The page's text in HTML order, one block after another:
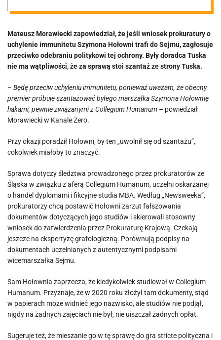
Tusk
„szantażuje
hakami”
Mateusz Morawiecki zapowiedział, że jeśli wniosek prokuratury o
uchylenie immunitetu Szymona Hołowni trafi do Sejmu, zagłosuje
przeciwko odebraniu politykowi tej ochrony. Były doradca Tuska
nie ma wątpliwości, że za sprawą stoi szantaż ze strony Tuska.
– Będę przeciw uchyleniu immunitetu, ponieważ uważam, że obecny
premier próbuje szantażować byłego marszałka Szymona Hołownię
hakami, pewnie związanymi z Collegium Humanum – powiedział
Morawiecki w Kanale Zero.
Przy okazji poradził Hołowni, by ten „uwolnił się od szantażu”,
cokolwiek miałoby to znaczyć.
Sprawa dotyczy śledztwa prowadzonego przez prokuratorów ze
Śląska w związku z aferą Collegium Humanum, uczelni oskarżanej
o handel dyplomami i fikcyjne studia MBA. Według „Newsweeka”,
prokuratorzy chcą postawić Hołowni zarzut fałszowania
dokumentów dotyczących jego studiów i skierowali stosowny
wniosek do zatwierdzenia przez Prokuraturę Krajową. Czekają
jeszcze na ekspertyzę grafologiczną. Porównują podpisy na
dokumentach uczelnianych z autentycznymi podpisami
wicemarszałka Sejmu.
Sam Hołownia zaprzecza, że kiedykolwiek studiował w Collegium
Humanum. Przyznaje, że w 2020 roku złożył tam dokumenty, stąd
w papierach może widnieć jego nazwisko, ale studiów nie podjął,
nigdy na żadnych zajęciach nie był, nie uiszczał żadnych opłat.
Sugeruje też, że mieszanie go w tę sprawę do gra stricte polityczna i